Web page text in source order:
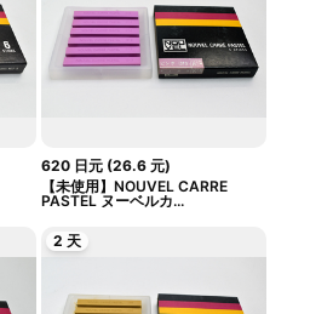
620 日元 (26.6 元)
【未使用】NOUVEL CARRE
PASTEL ヌーベルカ...
2 天